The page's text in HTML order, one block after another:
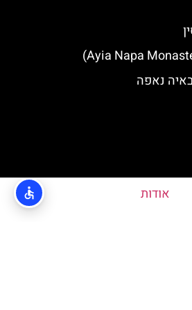
באיה נאפה
אודות